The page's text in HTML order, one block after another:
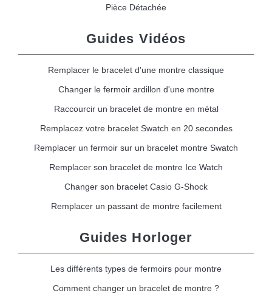
Pièce Détachée
Guides Vidéos
Remplacer le bracelet d'une montre classique
Changer le fermoir ardillon d'une montre
Raccourcir un bracelet de montre en métal
Remplacez votre bracelet Swatch en 20 secondes
Remplacer un fermoir sur un bracelet montre Swatch
Remplacer son bracelet de montre Ice Watch
Changer son bracelet Casio G-Shock
Remplacer un passant de montre facilement
Guides Horloger
Les différents types de fermoirs pour montre
Comment changer un bracelet de montre ?